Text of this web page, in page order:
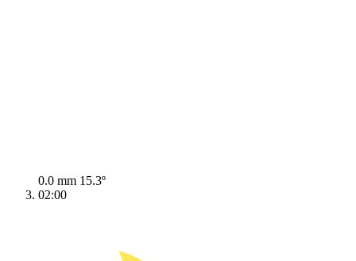
0.0 mm 15.3º
02:00